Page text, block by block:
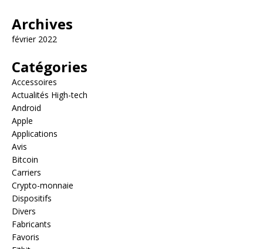
Archives
février 2022
Catégories
Accessoires
Actualités High-tech
Android
Apple
Applications
Avis
Bitcoin
Carriers
Crypto-monnaie
Dispositifs
Divers
Fabricants
Favoris